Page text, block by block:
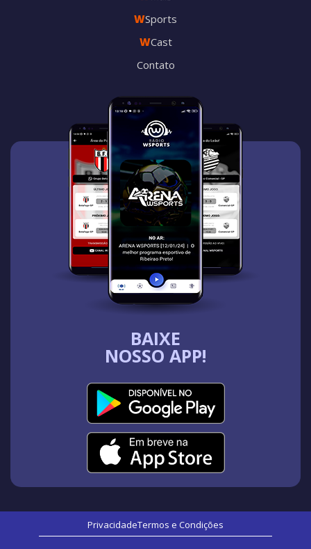
BAIXE
NOSSO APP!
WSports
WCast
Contato
PrivacidadeTermos e Condições